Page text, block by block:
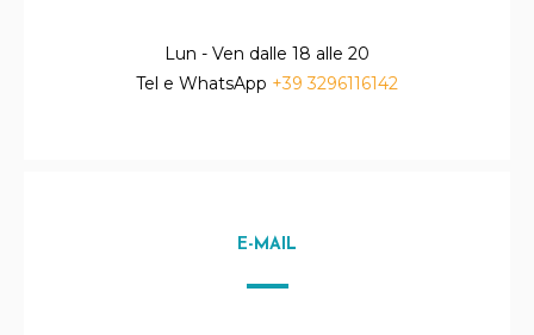
Lun - Ven dalle 18 alle 20
Tel e WhatsApp +39 3296116142
E-MAIL